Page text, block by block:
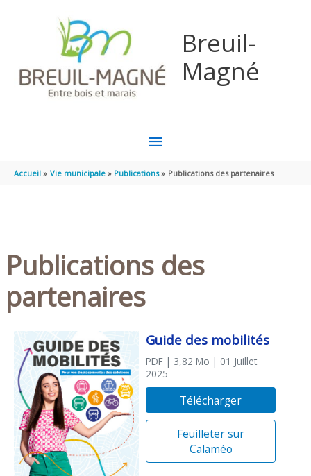
Breuil-
Magné
MENU
PRINCIPAL
Accueil Vie municipale Publications Publications des partenaires
Publications des
partenaires
Guide des mobilités
PDF| 3,82 Mo | 01 Juillet
2025
Télécharger
Feuilleter sur
Calaméo